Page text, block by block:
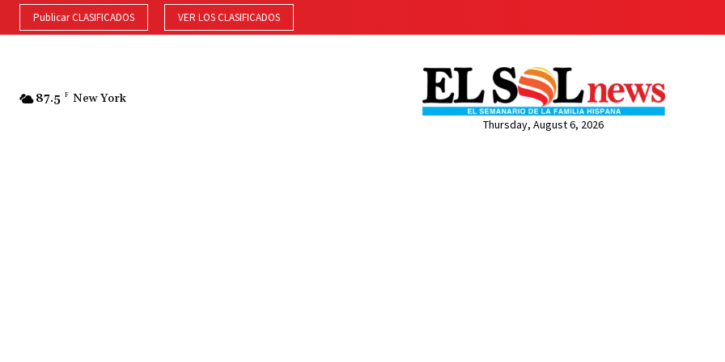
Publicar CLASIFICADOS VER LOS CLASIFICADOS
87.5 F New York
Thursday, August 6, 2026